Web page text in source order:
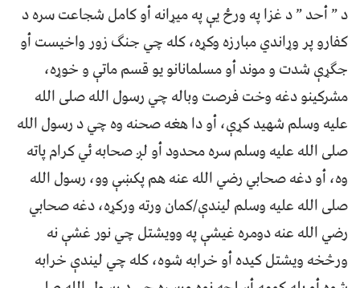
د ” أحد ” د غزا په ورځ يې په ميړانه أو کامل شجاعت سره د
کفارو پر وړاندي مبارزه وکړه، کله چي جنګ زور واخيست أو
جګړې شدت و موند أو مسلمانانو يو قسم ماتې و خوړه،
مشرکينو دغه وخت فرصت وباله چي رسول الله صلى الله
عليه وسلم شهيد کړې، أو دا هغه صحنه وه چي د رسول الله
صلى الله عليه وسلم سره محدود أو لږ صحابه ئي کرام پاته
وه، أو دغه صحابي رضي الله عنه هم پکښې وو، رسول الله
صلى الله عليه وسلم ليندې/کمان ورته ورکړه، دغه صحابي
رضي الله عنه دومره غيشې په وويشتل چي نور غشې نه
ورڅخه ويشتل کيده أو خرابه شوه، کله چي ليندې خرابه